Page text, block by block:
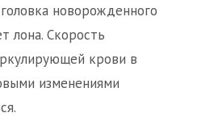
новорожденного
лона. Скорость
крови в
изменениями